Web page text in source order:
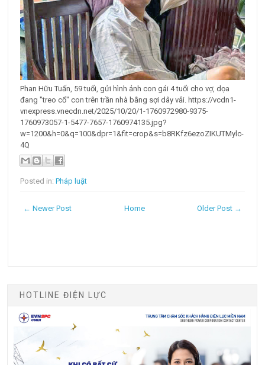
Phan Hữu Tuấn, 59 tuổi, gửi hình ảnh con gái 4 tuổi cho vợ, dọa
đang "treo cổ" con trên trần nhà bằng sợi dây vải. https://vcdn1-
vnexpress.vnecdn.net/2025/10/20/1-1760972980-9375-
1760973057-1-5477-7657-1760974135.jpg?
w=1200&h=0&q=100&dpr=1&fit=crop&s=b8RKfz6ezoZIKUTMylc-
4Q
Posted in:Pháp luật
← Newer Post Older Post →
Home
HOTLINE ĐIỆN LỰC